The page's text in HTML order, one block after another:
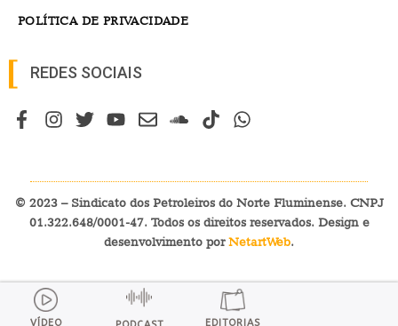
POLÍTICA DE PRIVACIDADE
REDES SOCIAIS
© 2023 – Sindicato dos Petroleiros do Norte Fluminense. CNPJ
01.322.648/0001-47. Todos os direitos reservados. Design e
desenvolvimento porNetartWeb.
VÍDEO EDITORIAS